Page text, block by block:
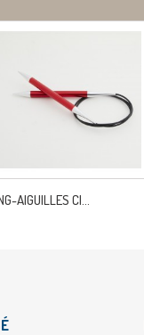
AIGUILLES CI...